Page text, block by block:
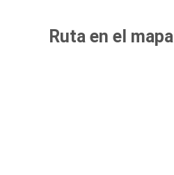
Ruta en el mapa